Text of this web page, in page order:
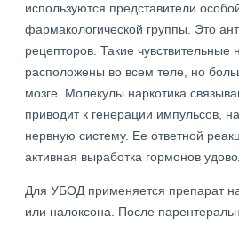
используются представители
фармакологической группы. Это
рецепторов. Такие чувствительные
расположены во всем теле, но
мозге. Молекулы наркотика
приводит к генерации импульсов,
нервную систему. Ее ответной
активная выработка гормонов
Для УБОД применяется препарат
или налоксона. После